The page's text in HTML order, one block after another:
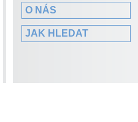
O NÁS
JAK HLEDAT